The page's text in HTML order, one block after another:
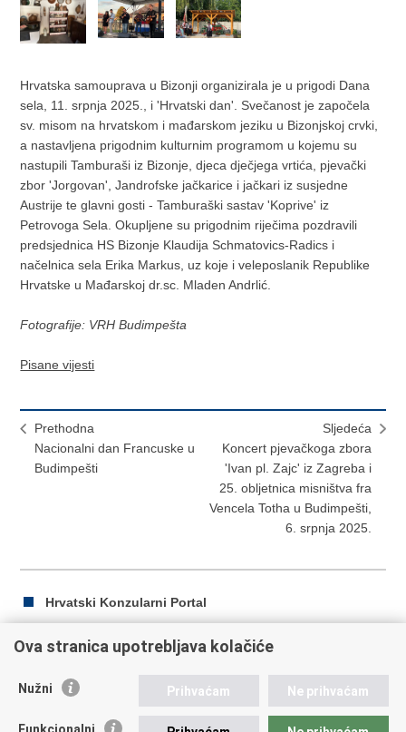
Hrvatska samouprava u Bizonji organizirala je u prigodi Dana
sela, 11. srpnja 2025., i 'Hrvatski dan'. Svečanost je započela
sv. misom na hrvatskom i mađarskom jeziku u Bizonjskoj crvki,
a nastavljena prigodnim kulturnim programom u kojemu su
nastupili Tamburaši iz Bizonje, djeca dječjega vrtića, pjevački
zbor 'Jorgovan', Jandrofske jačkarice i jačkari iz susjedne
Austrije te glavni gosti - Tamburaški sastav 'Koprive' iz
Petrovoga Sela. Okupljene su prigodnim riječima pozdravili
predsjednica HS Bizonje Klaudija Schmatovics-Radics i
načelnica sela Erika Markus, uz koje i veleposlanik Republike
Hrvatske u Mađarskoj dr.sc. Mladen Andrlić.
Fotografije: VRH Budimpešta
Pisane vijesti
Prethodna
Nacionalni dan Francuske u
Budimpešti
Sljedeća
Koncert pjevačkoga zbora
'Ivan pl. Zajc' iz Zagreba i
25. obljetnica misništva fra
Vencela Totha u Budimpešti,
6. srpnja 2025.
Hrvatski Konzularni Portal
Ispiši
Podijeli
Facebooku
Twitteru
Ova stranica upotrebljava kolačiće
Nužni Prihvaćam Ne prihvaćam